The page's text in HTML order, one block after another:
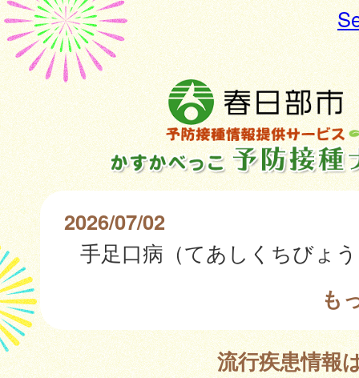
2026/07/02
も
流行疾患情報